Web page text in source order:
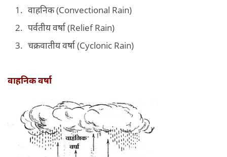
वाहनिक (Convectional Rain)
पर्वतीय वर्षा (Relief Rain)
चक्रवातीय वर्षा (Cyclonic Rain)
वाहनिक वर्षा